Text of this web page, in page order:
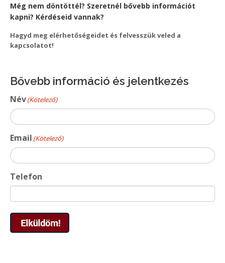
Még nem döntöttél? Szeretnél bővebb információt
kapni? Kérdéseid vannak?
Hagyd meg elérhetőségeidet és felvesszük veled a
kapcsolatot!
Bővebb információ és jelentkezés
Név(Kötelező)
Email (Kötelező)
Telefon